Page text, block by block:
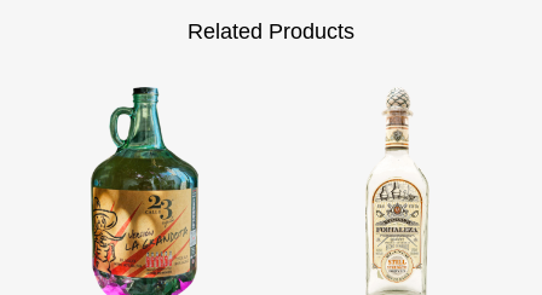
Related Products